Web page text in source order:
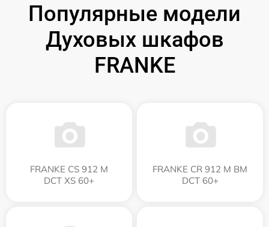
Популярные модели
Духовых шкафов
FRANKE
FRANKE CS 912 M
DCT XS 60+
FRANKE CR 912 M BM
DCT 60+